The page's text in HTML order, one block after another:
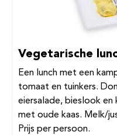
Vegetarische
Een lunch met een
tomaat en tuinkers.
eiersalade, bieslook
met oude kaas. Melk/
Prijs per persoon.